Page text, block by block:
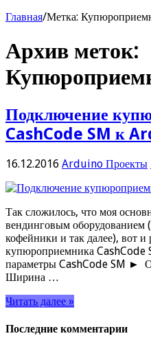
Главная/Метка:
Архив меток:
Подключение
CashCode SM к
16.12.2016 Arduino Проекты
Так сложилось, что моя
вендинговым оборудованием
кофейники и так далее), вот
купюроприемника CashCode
параметры CashCode SM ►
Ширина …
Читать далее »
Последние комментарии